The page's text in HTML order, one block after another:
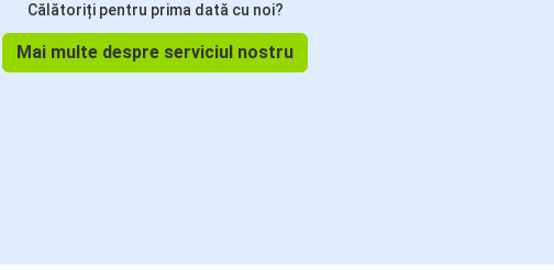
Călătoriți pentru prima dată cu noi?
Mai multe despre serviciul nostru